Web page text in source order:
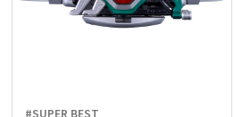
#SUPER BEST